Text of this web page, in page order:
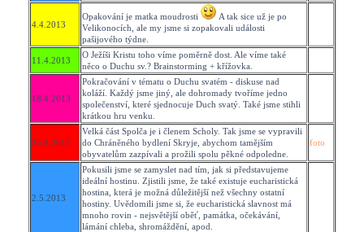
4.4.2013
Opakování je matka moudrosti
A tak sice už je po
Velikonocích, ale my jsme si zopakovali události
pašijového týdne.
11.4.2013
O Ježíši Kristu toho víme poměrně dost. Ale víme také
něco o Duchu sv.? Brainstorming + křížovka.
18.4.2013
Pokračování v tématu o Duchu svatém - diskuse nad
koláží. Každý jsme jiný, ale dohromady tvoříme jedno
společenství, které sjednocuje Duch svatý. Také jsme stihli
krátkou hru venku.
25.4.2013
Velká část Spolča je i členem Scholy. Tak jsme se vypravili
do Chráněného bydlení Skryje, abychom tamějším
obyvatelům zazpívali a prožili spolu pěkné odpoledne.
foto
2.5.2013
Pokusili jsme se zamyslet nad tím, jak si představujeme
ideální hostinu. Zjistili jsme, že také existuje eucharistická
hostina, která je možná důležitější než všechny ostatní
hostiny. Uvědomili jsme si, že eucharistická slavnost má
mnoho rovin - nejsvětější oběť, památka, očekávání,
lámání chleba, shromáždění, apod.